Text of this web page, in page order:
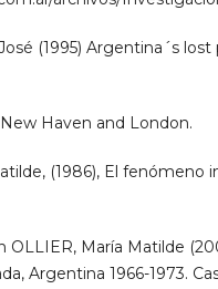
(1995) Argentina´s
Haven and London.
(1986), El fenómeno
OLLIER, María Matilde
Argentina 1966-1973.